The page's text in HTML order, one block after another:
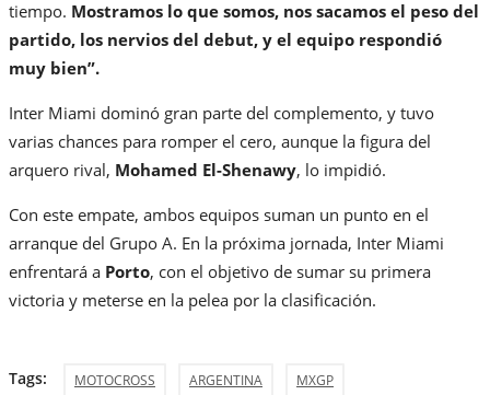
tiempo. Mostramos lo que somos, nos sacamos el peso del
partido, los nervios del debut, y el equipo respondió
muy bien”.
Inter Miami dominó gran parte del complemento, y tuvo
varias chances para romper el cero, aunque la figura del
arquero rival, Mohamed El-Shenawy, lo impidió.
Con este empate, ambos equipos suman un punto en el
arranque del Grupo A. En la próxima jornada, Inter Miami
enfrentará a Porto, con el objetivo de sumar su primera
victoria y meterse en la pelea por la clasificación.
Tags: MOTOCROSS ARGENTINA MXGP